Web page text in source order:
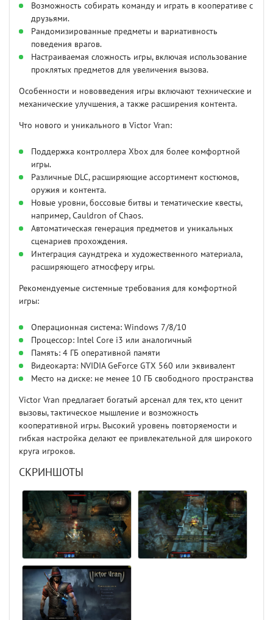
Возможность собирать команду и играть в кооперативе с
друзьями.
Рандомизированные предметы и вариативность
поведения врагов.
Настраиваемая сложность игры, включая использование
проклятых предметов для увеличения вызова.
Особенности и нововведения игры включают технические и
механические улучшения, а также расширения контента.
Что нового и уникального в Victor Vran:
Поддержка контроллера Xbox для более комфортной
игры.
Различные DLC, расширяющие ассортимент костюмов,
оружия и контента.
Новые уровни, боссовые битвы и тематические квесты,
например, Cauldron of Chaos.
Автоматическая генерация предметов и уникальных
сценариев прохождения.
Интеграция саундтрека и художественного материала,
расширяющего атмосферу игры.
Рекомендуемые системные требования для комфортной
игры:
Операционная система: Windows 7/8/10
Процессор: Intel Core i3 или аналогичный
Память: 4 ГБ оперативной памяти
Видеокарта: NVIDIA GeForce GTX 560 или эквивалент
Место на диске: не менее 10 ГБ свободного пространства
Victor Vran предлагает богатый арсенал для тех, кто ценит
вызовы, тактическое мышление и возможность
кооперативной игры. Высокий уровень повторяемости и
гибкая настройка делают ее привлекательной для широкого
круга игроков.
СКРИНШОТЫ